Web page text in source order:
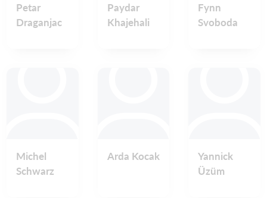
Petar
Draganjac
Paydar
Khajehali
Fynn
Svoboda
Michel
Schwarz
Arda Kocak
Yannick
Üzüm